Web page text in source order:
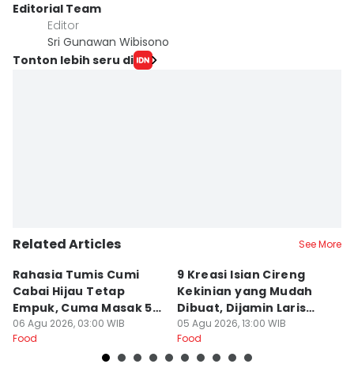
Editorial Team
Editor
Sri Gunawan Wibisono
Tonton lebih seru di
Related Articles See More
Rahasia Tumis Cumi
Cabai Hijau Tetap
Empuk, Cuma Masak 5
Menit!
06 Agu 2026, 03:00 WIB
Food
9 Kreasi Isian Cireng
Kekinian yang Mudah
Dibuat, Dijamin Laris
untuk Jualan
05 Agu 2026, 13:00 WIB
Food